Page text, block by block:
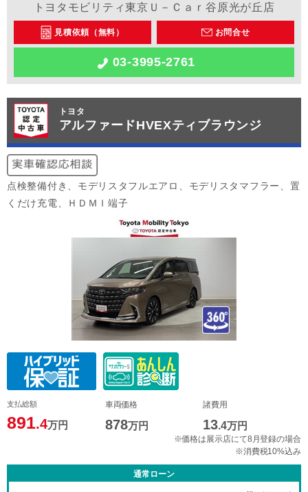
トヨタモビリティ東京Ｕ－Ｃａｒ谷原光が丘店
見積依頼（無料） お問合せ
03-3995-2761
トヨタ
アルファードHVEXティブラウンジ
点検整備付き、モデリスタフルエアロ、モデリスタマフラー、置
くだけ充電、ＨＤＭＩ端子
支払総額
891.4万円
車両価格
878万円
諸費用
13.4万円
※価格は展示店にて8月登録の場合
※消費税10%込み
通常ローン